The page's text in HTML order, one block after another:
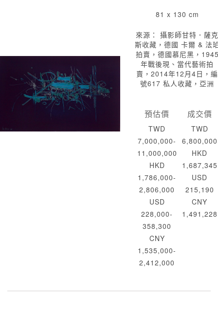
81 x 130 cm
來源： 攝影師甘特．薩克
斯收藏，德國 卡爾 & 法
拍賣，德國慕尼黑，
年戰後現、當代藝術拍
賣，2014年12月4日，編
號617 私人收藏，亞洲
預估價
TWD
7,000,000-
11,000,000
HKD
1,786,000-
2,806,000
USD
228,000-
358,300
CNY
1,535,000-
2,412,000
成交價
TWD
6,800,000
HKD
1,687,345
USD
215,190
CNY
1,491,228